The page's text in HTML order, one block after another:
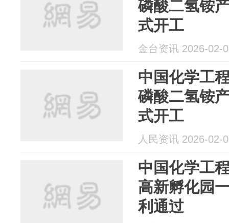
磷酸二氢铵
式开工
金台资讯 2026-02-
中国化学工
磷酸二氢铵
式开工
人民资讯 2026-02-
中国化学工
高新孵化园
利通过